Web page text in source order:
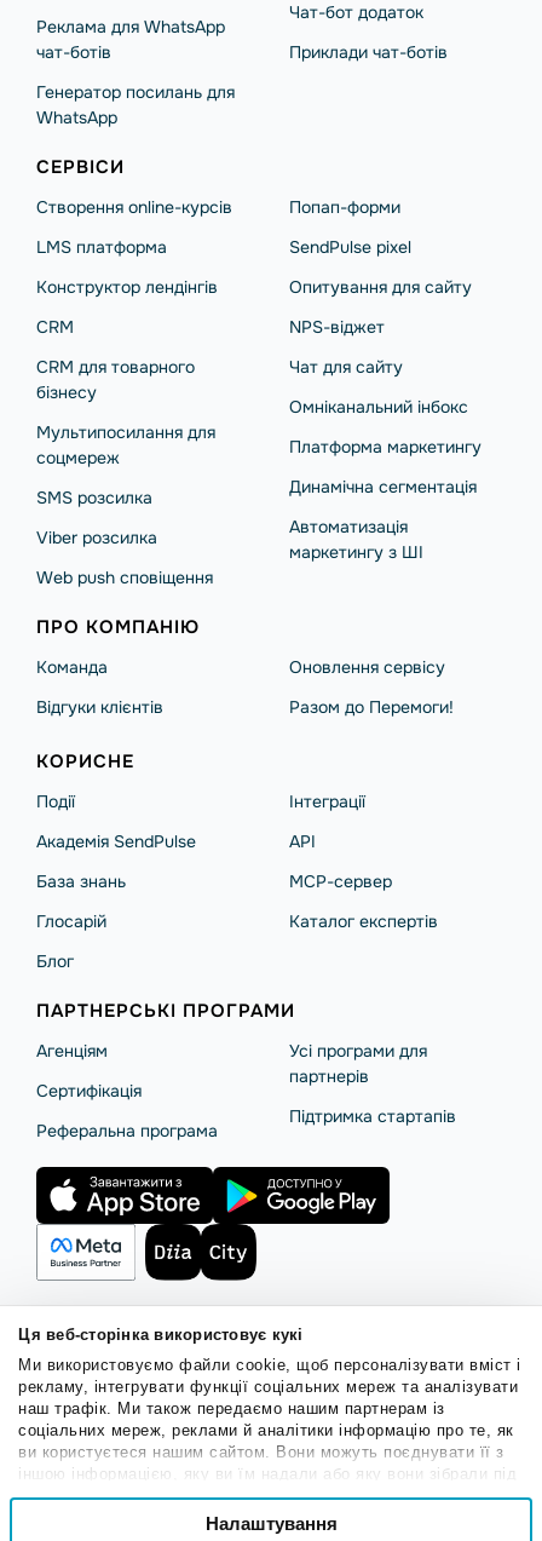
Ця веб-сторінка використовує кукі
Ми використовуємо файли cookie, щоб персоналізувати вміст і
рекламу, інтегрувати функції соціальних мереж та аналізувати
наш трафік. Ми також передаємо нашим партнерам із
соціальних мереж, реклами й аналітики інформацію про те, як
ви користуєтеся нашим сайтом. Вони можуть поєднувати її з
іншою інформацією, яку ви їм надали або яку вони зібрали під
час вашого користування їхніми службами.
Вибір
Налаштування
Реклама для WhatsApp
чат-ботів
Генератор посилань для
WhatsApp
Чат-бот додаток
Приклади чат-ботів
СЕРВІСИ
Створення online-курсів
LMS платформа
Конструктор лендінгів
CRM
CRM для товарного
бізнесу
Мультипосилання для
соцмереж
SMS розсилка
Viber розсилка
Web push сповіщення
Попап-форми
SendPulse pixel
Опитування для сайту
NPS-віджет
Чат для сайту
Омніканальний інбокс
Платформа маркетингу
Динамічна сегментація
Автоматизація
маркетингу з ШІ
ПРО КОМПАНІЮ
Команда
Відгуки клієнтів
Оновлення сервісу
Разом до Перемоги!
КОРИСНЕ
Події
Академія SendPulse
База знань
Глосарій
Блог
Інтеграції
API
MCP-сервер
Каталог експертів
ПАРТНЕРСЬКІ ПРОГРАМИ
Агенціям
Сертифікація
Реферальна програма
Усі програми для
партнерів
Підтримка стартапів
Правила користуванняПолітика CookiesБезпека SendPulse
Політика конфіденційності
© 2015 - 2026. ТОВ «СендПульс». Всі права захищені.
Українська